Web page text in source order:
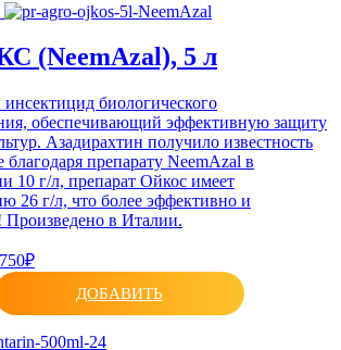
(NeemAzal), 5 л
биологического
обеспечивающий эффективную защиту
Азадирахтин получило известность
благодаря препарату NeemAzal в
10 г/л, препарат Ойкос имеет
26 г/л, что более эффективно и
Произведено в Италии.
ДОБАВИТЬ